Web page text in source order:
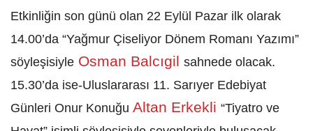
18 Eylül’de başlayan ve 22 Eylül’de sona erecek